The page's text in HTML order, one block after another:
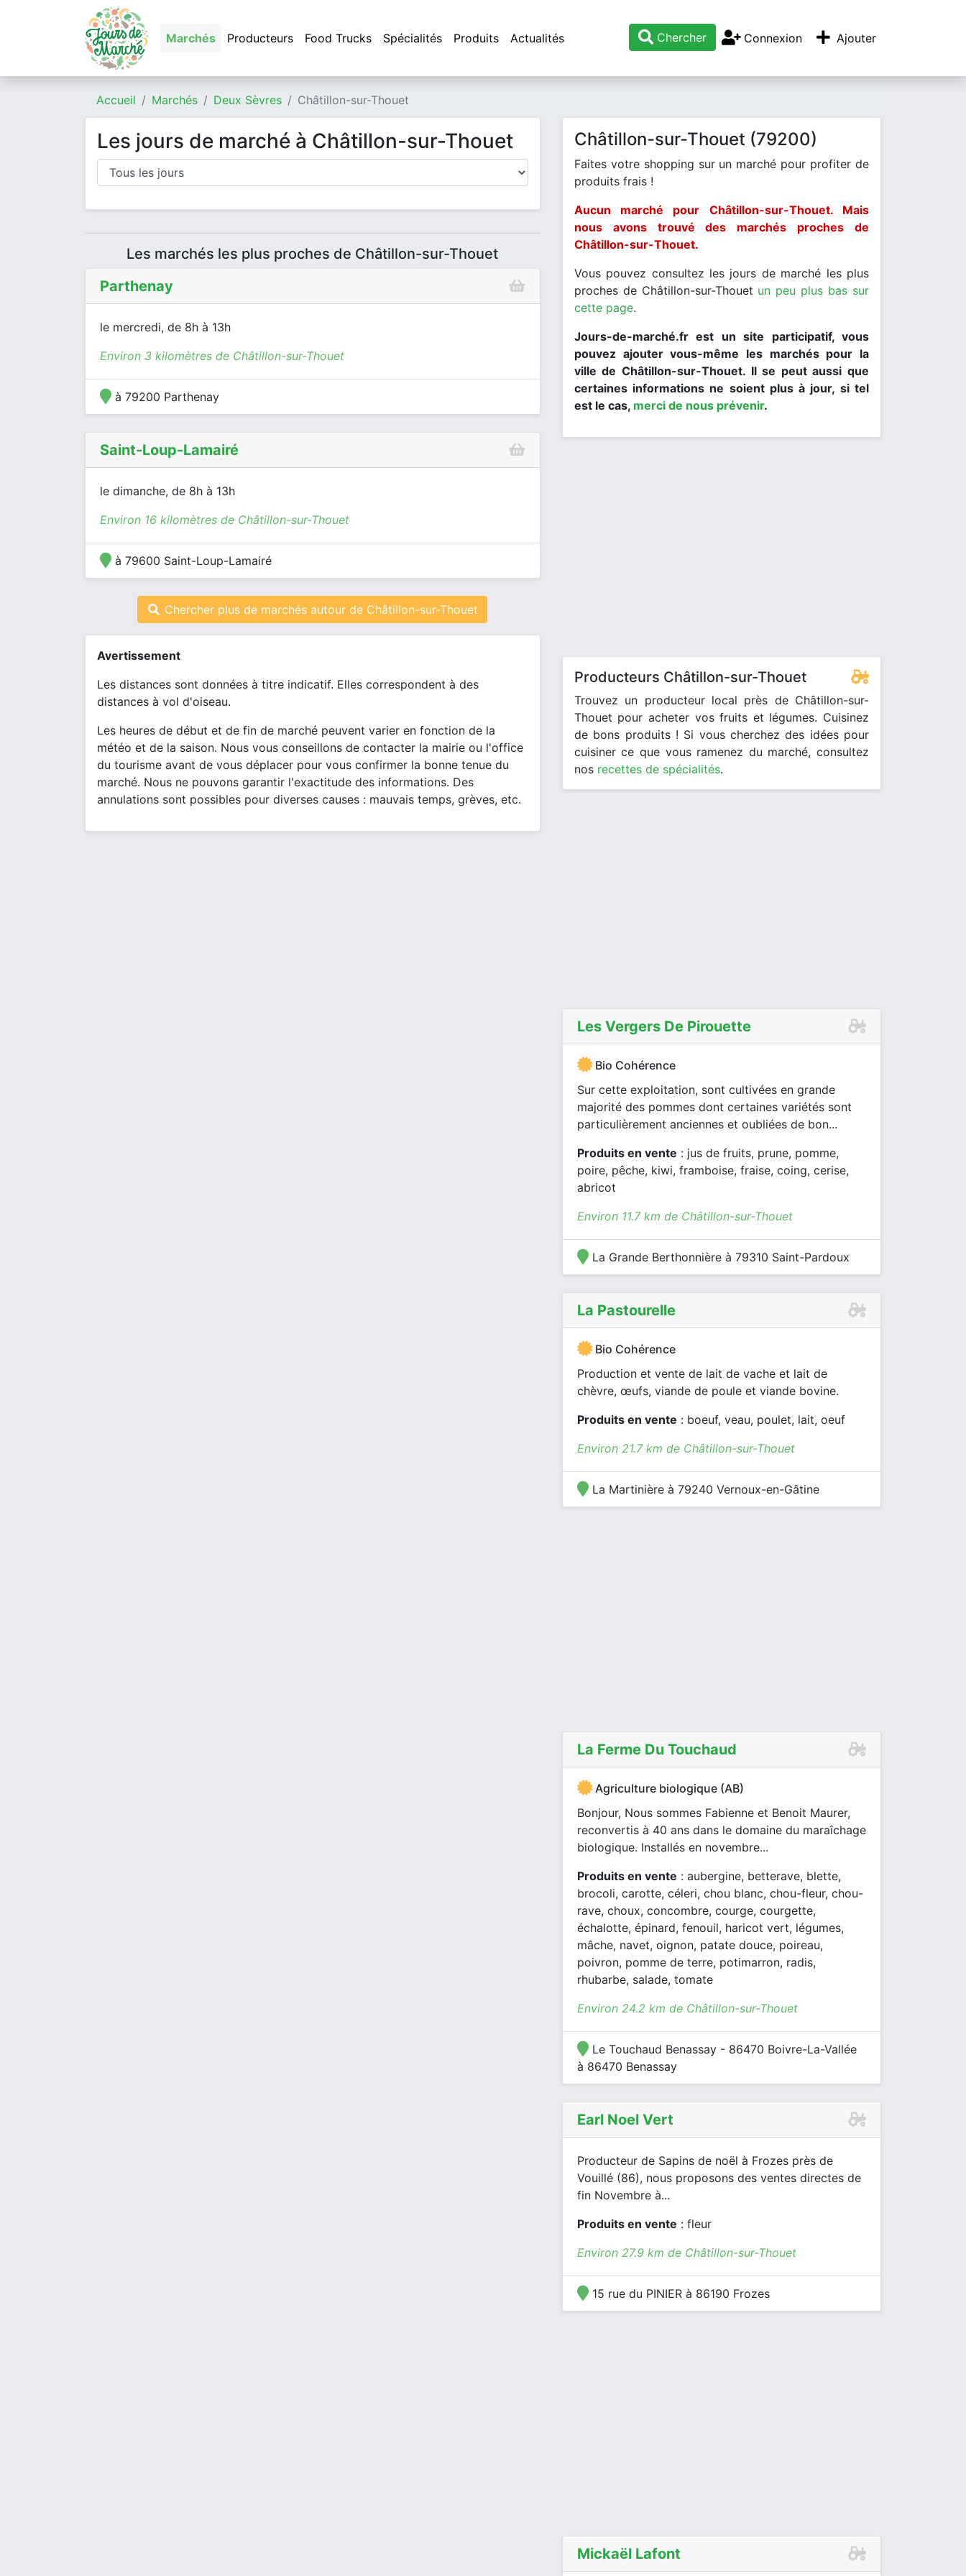
Marchés Producteurs Food Trucks Spécialités Produits Actualités Chercher Connexion Ajouter
Accueil Marchés Deux Sèvres Châtillon-sur-Thouet
Les jours de marché à Châtillon-sur-Thouet
Les marchés les plus proches de Châtillon-sur-Thouet
Parthenay
le mercredi, de 8h à 13h
Environ 3 kilomètres de Châtillon-sur-Thouet
à 79200 Parthenay
Saint-Loup-Lamairé
le dimanche, de 8h à 13h
Environ 16 kilomètres de Châtillon-sur-Thouet
à 79600 Saint-Loup-Lamairé
Chercher plus de marchés autour de Châtillon-sur-Thouet
Avertissement
Les distances sont données à titre indicatif. Elles correspondent à des
distances à vol d'oiseau.
Les heures de début et de fin de marché peuvent varier en fonction de la
météo et de la saison. Nous vous conseillons de contacter la mairie ou l'office
du tourisme avant de vous déplacer pour vous confirmer la bonne tenue du
marché. Nous ne pouvons garantir l'exactitude des informations. Des
annulations sont possibles pour diverses causes : mauvais temps, grèves, etc.
Châtillon-sur-Thouet (79200)
Faites votre shopping sur un marché pour profiter de
produits frais !
Aucun marché pour Châtillon-sur-Thouet. Mais
nous avons trouvé des marchés proches de
Châtillon-sur-Thouet.
Vous pouvez consultez les jours de marché les plus
proches de Châtillon-sur-Thouet un peu plus bas sur
cette page.
Jours-de-marché.fr est un site participatif, vous
pouvez ajouter vous-même les marchés pour la
ville de Châtillon-sur-Thouet. Il se peut aussi que
certaines informations ne soient plus à jour, si tel
est le cas, merci de nous prévenir.
Producteurs Châtillon-sur-Thouet
Trouvez un producteur local près de Châtillon-sur-
Thouet pour acheter vos fruits et légumes. Cuisinez
de bons produits ! Si vous cherchez des idées pour
cuisiner ce que vous ramenez du marché, consultez
nos recettes de spécialités.
Les Vergers De Pirouette
Bio Cohérence
Sur cette exploitation, sont cultivées en grande
majorité des pommes dont certaines variétés sont
particulièrement anciennes et oubliées de bon...
Produits en vente : jus de fruits, prune, pomme,
poire, pêche, kiwi, framboise, fraise, coing, cerise,
abricot
Environ 11.7 km de Châtillon-sur-Thouet
La Grande Berthonnière à 79310 Saint-Pardoux
La Pastourelle
Bio Cohérence
Production et vente de lait de vache et lait de
chèvre, œufs, viande de poule et viande bovine.
Produits en vente : boeuf, veau, poulet, lait, oeuf
Environ 21.7 km de Châtillon-sur-Thouet
La Martinière à 79240 Vernoux-en-Gâtine
La Ferme Du Touchaud
Agriculture biologique (AB)
Bonjour, Nous sommes Fabienne et Benoit Maurer,
reconvertis à 40 ans dans le domaine du maraîchage
biologique. Installés en novembre...
Produits en vente : aubergine, betterave, blette,
brocoli, carotte, céleri, chou blanc, chou-fleur, chou-
rave, choux, concombre, courge, courgette,
échalotte, épinard, fenouil, haricot vert, légumes,
mâche, navet, oignon, patate douce, poireau,
poivron, pomme de terre, potimarron, radis,
rhubarbe, salade, tomate
Environ 24.2 km de Châtillon-sur-Thouet
Le Touchaud Benassay - 86470 Boivre-La-Vallée
à 86470 Benassay
Earl Noel Vert
Producteur de Sapins de noël à Frozes près de
Vouillé (86), nous proposons des ventes directes de
fin Novembre à...
Produits en vente : fleur
Environ 27.9 km de Châtillon-sur-Thouet
15 rue du PINIER à 86190 Frozes
Mickaël Lafont